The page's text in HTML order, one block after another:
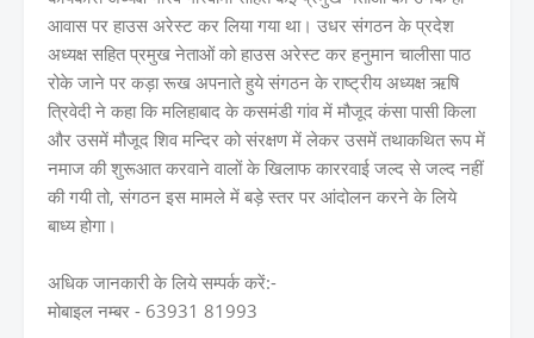
आवास पर हाउस अरेस्ट कर लिया गया था। उधर संगठन के प्रदेश
अध्यक्ष सहित प्रमुख नेताओं को हाउस अरेस्ट कर हनुमान चालीसा पाठ
रोके जाने पर कड़ा रूख अपनाते हुये संगठन के राष्ट्रीय अध्यक्ष ऋषि
त्रिवेदी ने कहा कि मलिहाबाद के कसमंडी गांव में मौजूद कंसा पासी किला
और उसमें मौजूद शिव मन्दिर को संरक्षण में लेकर उसमें तथाकथित रूप में
नमाज की शुरूआत करवाने वालों के खिलाफ काररवाई जल्द से जल्द नहीं
की गयी तो, संगठन इस मामले में बड़े स्तर पर आंदोलन करने के लिये
बाध्य होगा।
अधिक जानकारी के लिये सम्पर्क करें:-
मोबाइल नम्बर - 63931 81993